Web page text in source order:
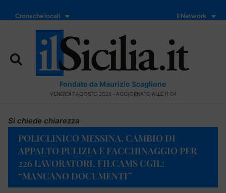
Cronache locali Il Network
Fondato da Maurizio Scaglione
VENERDÌ 7 AGOSTO 2026 - AGGIORNATO ALLE 11:04
Si chiede chiarezza
POLICLINICO MESSINA, CAMBIO DI
APPALTO PULIZIA E FACCHINAGGIO PER
226 LAVORATORI. FILCAMS CGIL:
“MANCANO DOCUMENTI”